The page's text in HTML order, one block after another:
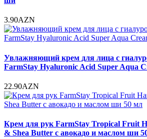
3.90AZN
Увлажняющий крем для лица с
FarmStay Hyaluronic Acid Super Aqua
22.90AZN
Крем для рук FarmStay Tropical Fruit
& Shea Butter с авокадо и маслом ши